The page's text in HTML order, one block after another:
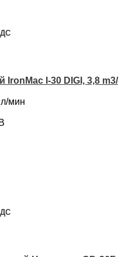
I-30 DIGI, 3,8 m3/
мин